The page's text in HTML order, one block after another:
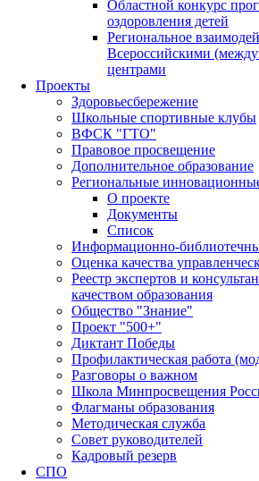
Областной конкурс
оздоровления детей
Региональное
Всероссийскими
центрами
Проекты
Здоровьесбережение
Школьные спортивные клубы
ВФСК "ГТО"
Правовое просвещение
Дополнительное образование
Региональные
О проекте
Документы
Список
Информационно-
Оценка качества
Реестр экспертов и
качеством образования
Общество "Знание"
Проект "500+"
Диктант Победы
Профилактическая работа
Разговоры о важном
Школа Минпросвещения
Флагманы образования
Методическая служба
Совет руководителей
Кадровый резерв
СПО